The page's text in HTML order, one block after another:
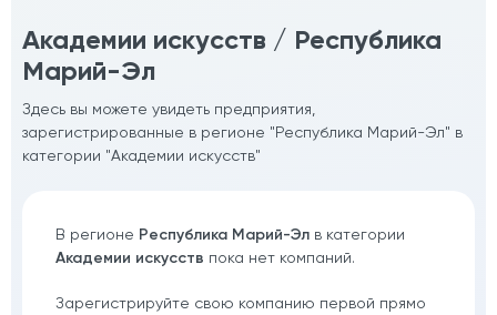
Академии искусств / Республика
Марий-Эл
Здесь вы можете увидеть предприятия,
зарегистрированные в регионе "Республика Марий-Эл" в
категории "Академии искусств"
В регионе Республика Марий-Эл в категории
Академии искусств пока нет компаний.
Зарегистрируйте свою компанию первой прямо